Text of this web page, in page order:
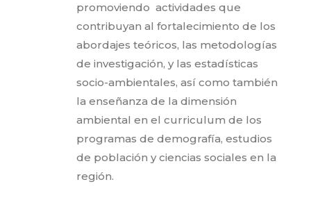
promoviendo actividades que
contribuyan al fortalecimiento de los
abordajes teóricos, las metodologías
de investigación, y las estadísticas
socio-ambientales, así como también
la enseñanza de la dimensión
ambiental en el curriculum de los
programas de demografía, estudios
de población y ciencias sociales en la
región.